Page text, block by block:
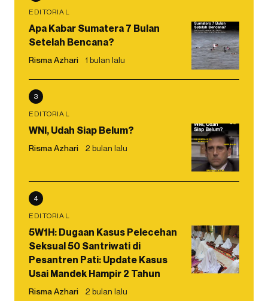
EDITORIAL
Apa Kabar Sumatera 7 Bulan
Setelah Bencana?
Risma Azhari 1 bulan lalu
3
EDITORIAL
WNI, Udah Siap Belum?
Risma Azhari 2 bulan lalu
4
EDITORIAL
5W1H: Dugaan Kasus Pelecehan
Seksual 50 Santriwati di
Pesantren Pati: Update Kasus
Usai Mandek Hampir 2 Tahun
Risma Azhari 2 bulan lalu